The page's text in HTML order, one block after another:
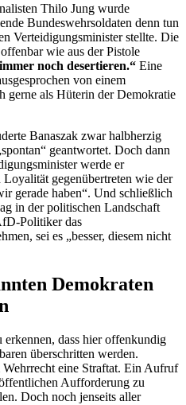
Thilo Jung wurde
Bundeswehrsoldaten denn tun
Verteidigungsminister stellte. Die
wie aus der Pistole
noch desertieren.“ Eine
von einem
gerne als Hüterin der Demokratie
Banaszak zwar halbherzig
geantwortet. Doch dann
werde er
gegenübertreten wie der
gerade haben“. Und schließlich
in der politischen Landschaft
Politiker das
sei es „besser, diesem nicht
Demokraten
dass hier offenkundig
überschritten werden.
eine Straftat. Ein Aufruf
Aufforderung zu
Doch noch jenseits aller